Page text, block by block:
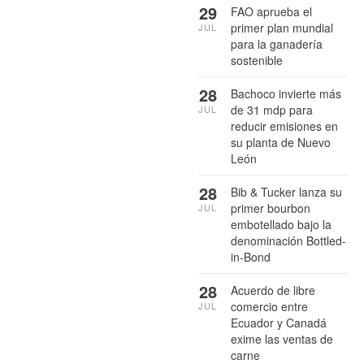
FAO aprueba el
primer plan mundial
para la ganadería
sostenible
29
JUL
Bachoco invierte más
de 31 mdp para
reducir emisiones en
su planta de Nuevo
León
28
JUL
Bib & Tucker lanza su
primer bourbon
embotellado bajo la
denominación Bottled-
in-Bond
28
JUL
Acuerdo de libre
comercio entre
Ecuador y Canadá
exime las ventas de
carne
28
JUL